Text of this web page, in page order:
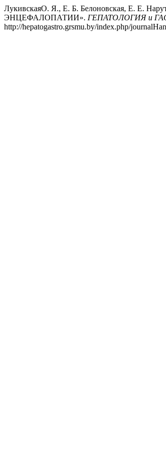
ЛукивскаяO. Я., Е. Б. Белоновская, Е.
ЭНЦЕФАЛОПАТИИ». ГЕПАТОЛОГИЯ и
http://hepatogastro.grsmu.by/index.php/